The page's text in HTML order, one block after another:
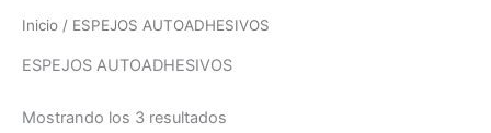
Inicio / ESPEJOS AUTOADHESIVOS
ESPEJOS AUTOADHESIVOS
Mostrando los 3 resultados